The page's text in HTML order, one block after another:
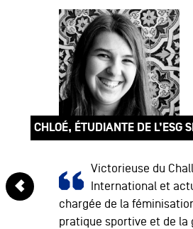
CHLOÉ, ÉTUDIANTE DE L’ESG
Victorieuse du
International et
chargée de la
pratique sportive et de la